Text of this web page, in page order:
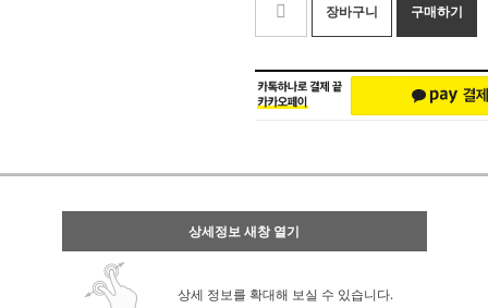
장바구니 구매하기
상세정보 새창 열기
상세 정보를 확대해 보실 수 있습니다.